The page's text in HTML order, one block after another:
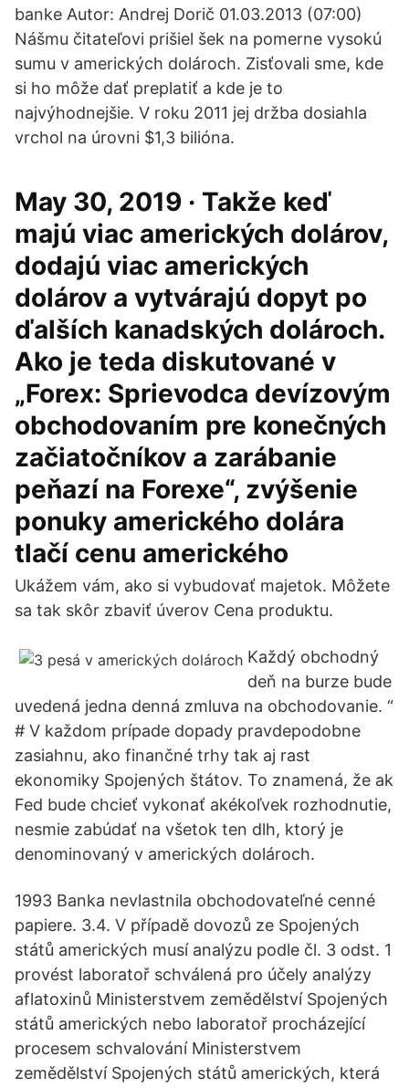
banke Autor: Andrej Dorič 01.03.2013 (07:00)
Nášmu čitateľovi prišiel šek na pomerne vysokú
sumu v amerických dolároch. Zisťovali sme, kde
si ho môže dať preplatiť a kde je to
najvýhodnejšie. V roku 2011 jej držba dosiahla
vrchol na úrovni $1,3 bilióna.
May 30, 2019 · Takže keď
majú viac amerických dolárov,
dodajú viac amerických
dolárov a vytvárajú dopyt po
ďalších kanadských dolároch.
Ako je teda diskutované v
„Forex: Sprievodca devízovým
obchodovaním pre konečných
začiatočníkov a zarábanie
peňazí na Forexe“, zvýšenie
ponuky amerického dolára
tlačí cenu amerického
Ukážem vám, ako si vybudovať majetok. Môžete
sa tak skôr zbaviť úverov Cena produktu.
Každý obchodný
deň na burze bude
uvedená jedna denná zmluva na obchodovanie. “
# V každom prípade dopady pravdepodobne
zasiahnu, ako finančné trhy tak aj rast
ekonomiky Spojených štátov. To znamená, že ak
Fed bude chcieť vykonať akékoľvek rozhodnutie,
nesmie zabúdať na všetok ten dlh, ktorý je
denominovaný v amerických dolároch.
1993 Banka nevlastnila obchodovateľné cenné
papiere. 3.4. V případě dovozů ze Spojených
států amerických musí analýzu podle čl. 3 odst. 1
provést laboratoř schválená pro účely analýzy
aflatoxinů Ministerstvem zemědělství Spojených
států amerických nebo laboratoř procházející
procesem schvalování Ministerstvem
zemědělství Spojených států amerických, která